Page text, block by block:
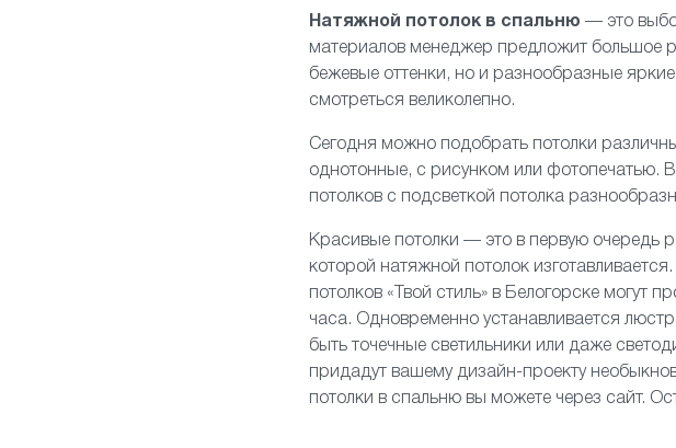
Натяжной потолок в спальню — это
материалов менеджер предложит большое
бежевые оттенки, но и разнообразные
смотреться великолепно.
Сегодня можно подобрать потолки
однотонные, с рисунком или фотопечатью.
потолков с подсветкой потолка
Красивые потолки — это в первую очередь
которой натяжной потолок
потолков «Твой стиль» в Белогорске могут
часа. Одновременно устанавливается
быть точечные светильники или даже
придадут вашему дизайн-проекту
потолки в спальню вы можете через сайт.